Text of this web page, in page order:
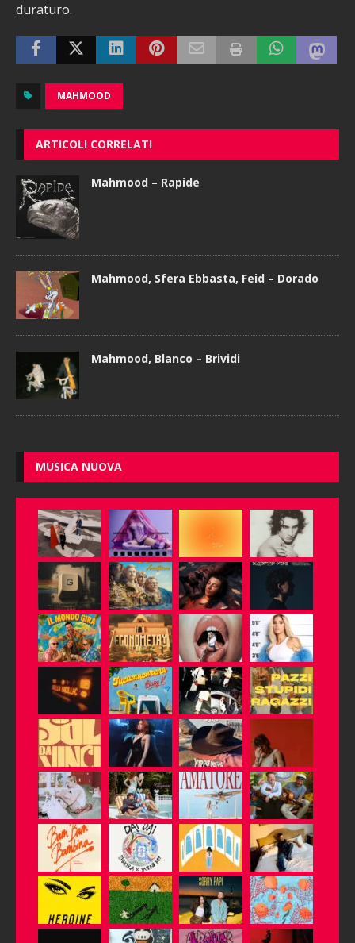
duraturo.
MAHMOOD
ARTICOLI CORRELATI
Mahmood – Rapide
Mahmood, Sfera Ebbasta, Feid – Dorado
Mahmood, Blanco – Brividi
MUSICA NUOVA